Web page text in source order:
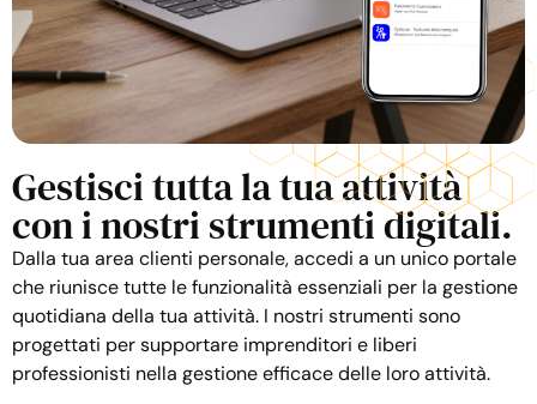
Gestisci tutta la tua attività
con i nostri strumenti digitali.
Dalla tua area clienti personale, accedi a un unico portale
che riunisce tutte le funzionalità essenziali per la gestione
quotidiana della tua attività. I ​​nostri strumenti sono
progettati per supportare imprenditori e liberi
professionisti nella gestione efficace delle loro attività.